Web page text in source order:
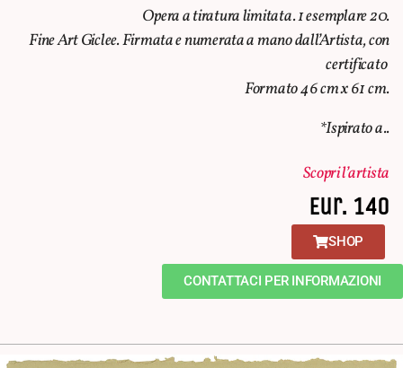
Opera a tiratura limitata. 1 esemplare 20.
Fine Art Giclee. Firmata e numerata a mano dall’Artista, con
certificato
Formato 46 cm x 61 cm.
*Ispirato a..
Scopri l’artista
Eur. 140
SHOP
CONTATTACI PER INFORMAZIONI